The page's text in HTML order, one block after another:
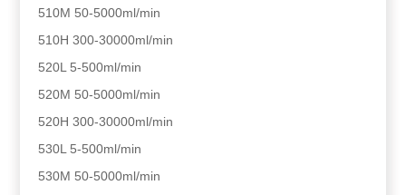
510M 50-5000ml/min
510H 300-30000ml/min
520L 5-500ml/min
520M 50-5000ml/min
520H 300-30000ml/min
530L 5-500ml/min
530M 50-5000ml/min